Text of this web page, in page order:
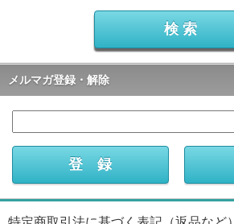
メルマガ登録・解除